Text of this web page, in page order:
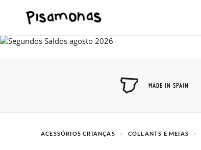
MADE IN SPAIN
ACESSÓRIOS CRIANÇAS COLLANTS E MEIAS